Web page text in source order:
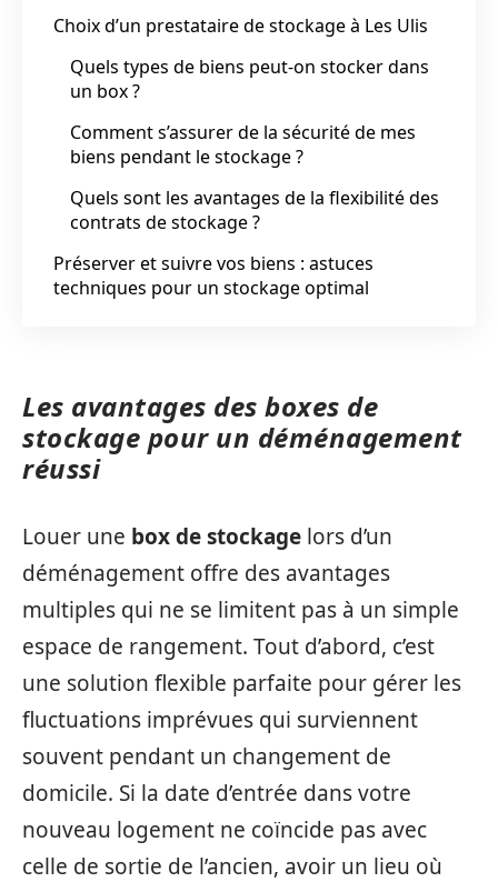
Choix d’un prestataire de stockage à Les Ulis
Quels types de biens peut-on stocker dans
un box ?
Comment s’assurer de la sécurité de mes
biens pendant le stockage ?
Quels sont les avantages de la flexibilité des
contrats de stockage ?
Préserver et suivre vos biens : astuces
techniques pour un stockage optimal
Les avantages des boxes de
stockage pour un déménagement
réussi
Louer une box de stockage lors d’un
déménagement offre des avantages
multiples qui ne se limitent pas à un simple
espace de rangement. Tout d’abord, c’est
une solution flexible parfaite pour gérer les
fluctuations imprévues qui surviennent
souvent pendant un changement de
domicile. Si la date d’entrée dans votre
nouveau logement ne coïncide pas avec
celle de sortie de l’ancien, avoir un lieu où